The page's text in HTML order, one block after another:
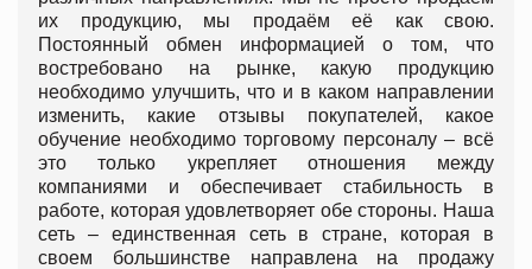
их продукцию, мы продаём её как свою.
Постоянный обмен информацией о том, что
востребовано на рынке, какую продукцию
необходимо улучшить, что и в каком направлении
изменить, какие отзывы покупателей, какое
обучение необходимо торговому персоналу – всё
это только укрепляет отношения между
компаниями и обеспечивает стабильность в
работе, которая удовлетворяет обе стороны. Наша
сеть – единственная сеть в стране, которая в
своем большинстве направлена на продажу